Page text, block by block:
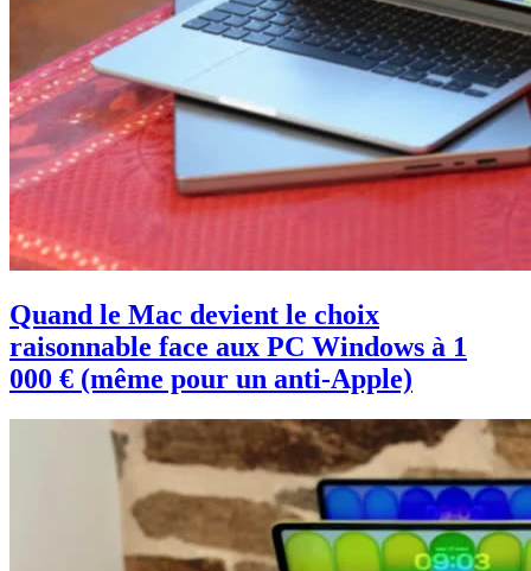
Quand le Mac devient le choix
raisonnable face aux PC Windows à 1
000 € (même pour un anti-Apple)